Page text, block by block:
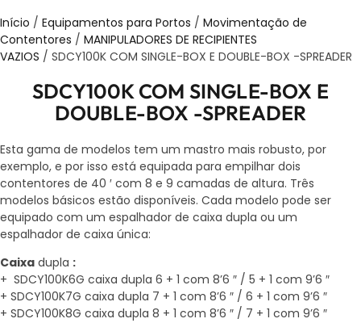
Início / Equipamentos para Portos / Movimentação de
Contentores / MANIPULADORES DE RECIPIENTES
VAZIOS / SDCY100K COM SINGLE-BOX E DOUBLE-BOX -SPREADER
SDCY100K COM SINGLE-BOX E
DOUBLE-BOX -SPREADER
Esta gama de modelos tem um mastro mais robusto, por
exemplo, e por isso está equipada para empilhar dois
contentores de 40 ′ com 8 e 9 camadas de altura. Três
modelos básicos estão disponíveis. Cada modelo pode ser
equipado com um espalhador de caixa dupla ou um
espalhador de caixa única:
Caixa dupla :
+ SDCY100K6G caixa dupla 6 + 1 com 8’6 ″ / 5 + 1 com 9’6 ″
+ SDCY100K7G caixa dupla 7 + 1 com 8’6 ″ / 6 + 1 com 9’6 ″
+ SDCY100K8G caixa dupla 8 + 1 com 8’6 ″ / 7 + 1 com 9’6 ″